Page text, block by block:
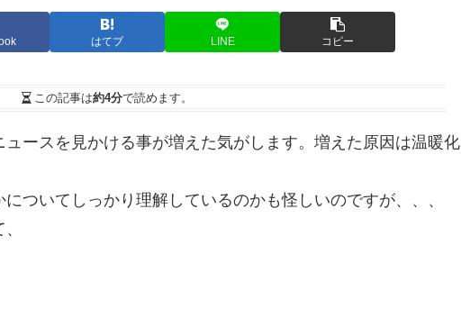
はてブ LINE コピー
この記事は約4分で読めます。
ースを見かける事が増えた気がします。増えた原因は温暖化
ついてしっかり理解しているのかも怪しいのですが、、、